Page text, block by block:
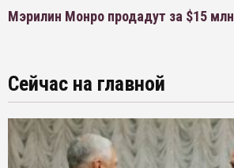
Мэрилин Монро продадут за $15 млн
Сейчас на главной